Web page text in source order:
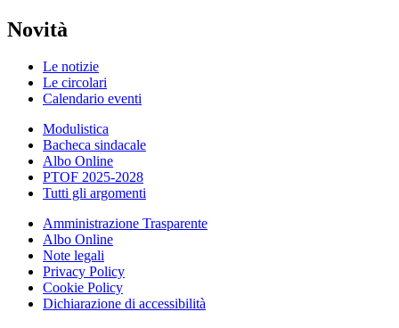
Novità
Le notizie
Le circolari
Calendario eventi
Modulistica
Bacheca sindacale
Albo Online
PTOF 2025-2028
Tutti gli argomenti
Amministrazione Trasparente
Albo Online
Note legali
Privacy Policy
Cookie Policy
Dichiarazione di accessibilità